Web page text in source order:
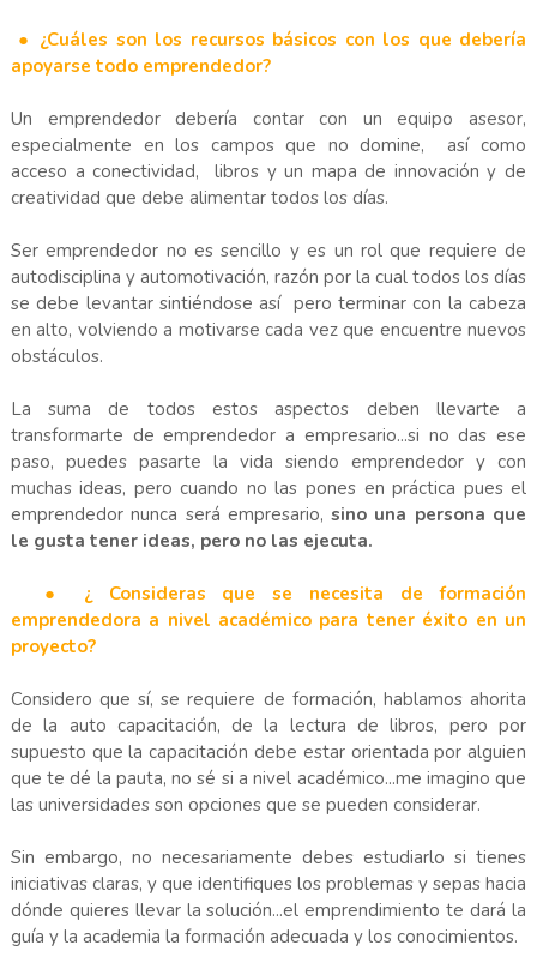
● ¿Cuáles son los recursos básicos con los que debería
apoyarse todo emprendedor?
Un emprendedor debería contar con un equipo asesor,
especialmente en los campos que no domine, así como
acceso a conectividad, libros y un mapa de innovación y de
creatividad que debe alimentar todos los días.
Ser emprendedor no es sencillo y es un rol que requiere de
autodisciplina y automotivación, razón por la cual todos los días
se debe levantar sintiéndose así pero terminar con la cabeza
en alto, volviendo a motivarse cada vez que encuentre nuevos
obstáculos.
La suma de todos estos aspectos deben llevarte a
transformarte de emprendedor a empresario...si no das ese
paso, puedes pasarte la vida siendo emprendedor y con
muchas ideas, pero cuando no las pones en práctica pues el
emprendedor nunca será empresario,sino una persona que
le gusta tener ideas, pero no las ejecuta.
● ¿ Consideras que se necesita de formación
emprendedora a nivel académico para tener éxito en un
proyecto?
Considero que sí, se requiere de formación, hablamos ahorita
de la auto capacitación, de la lectura de libros, pero por
supuesto que la capacitación debe estar orientada por alguien
que te dé la pauta, no sé si a nivel académico...me imagino que
las universidades son opciones que se pueden considerar.
Sin embargo, no necesariamente debes estudiarlo si tienes
iniciativas claras, y que identifiques los problemas y sepas hacia
dónde quieres llevar la solución...el emprendimiento te dará la
guía y la academia la formación adecuada y los conocimientos.